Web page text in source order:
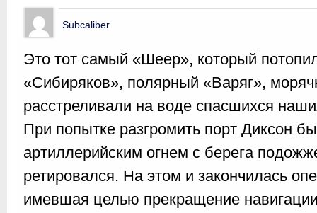
Subcaliber
Это тот самый «Шеер», который
«Сибиряков», полярный «Варяг»,
расстреливали на воде спасшихся
При попытке разгромить порт Диксон
артиллерийским огнем с берега
ретировался. На этом и закончилась
имевшая целью прекращение